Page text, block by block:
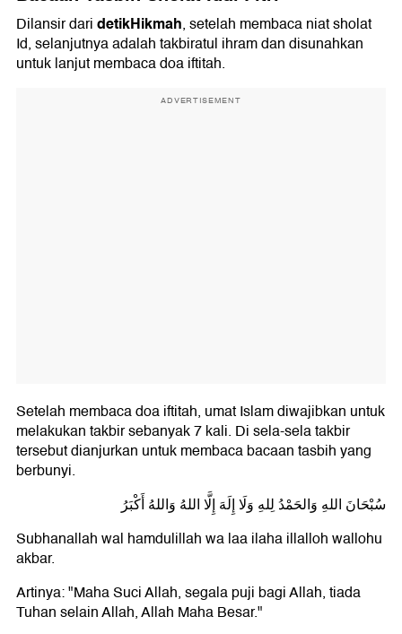
Dilansir daridetikHikmah, setelah membaca niat sholat
Id, selanjutnya adalah takbiratul ihram dan disunahkan
untuk lanjut membaca doa iftitah.
ADVERTISEMENT
Setelah membaca doa iftitah, umat Islam diwajibkan untuk
melakukan takbir sebanyak 7 kali. Di sela-sela takbir
tersebut dianjurkan untuk membaca bacaan tasbih yang
berbunyi.
سُبْحَانَ اللهِ وَالحَمْدُ لِلهِ وَلَا إِلَهَ إِلَّا اللهُ وَاللهُ أَكْبَرُ
Subhanallah wal hamdulillah wa laa ilaha illalloh wallohu
akbar.
Artinya: "Maha Suci Allah, segala puji bagi Allah, tiada
Tuhan selain Allah, Allah Maha Besar."